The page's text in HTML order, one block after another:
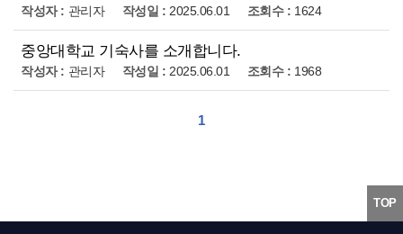
관리자 2025.06.01 1624
중앙대학교 기숙사를 소개합니다.
관리자 2025.06.01 1968
1
TOP